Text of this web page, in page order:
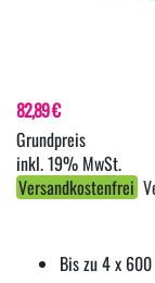
Bis zu 4 x
82,89 €
inkl. 19% MwSt.
Versandkostenfrei